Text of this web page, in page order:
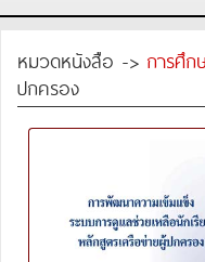
หมวดหนังสือ -> การศึก
ปกครอง